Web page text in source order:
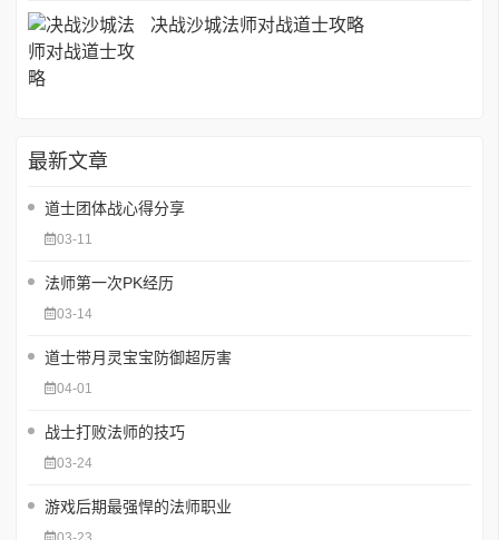
决战沙城法师对战道士攻略
最新文章
道士团体战心得分享
03-11
法师第一次PK经历
03-14
道士带月灵宝宝防御超厉害
04-01
战士打败法师的技巧
03-24
游戏后期最强悍的法师职业